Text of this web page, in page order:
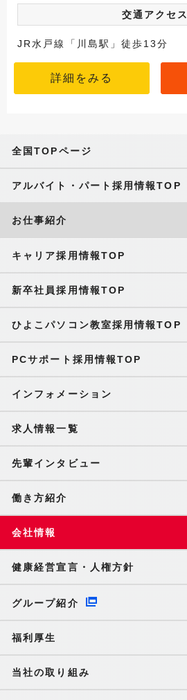
交通アクセス
JR水戸線「川島駅」徒歩13分
詳細をみる
全国TOPページ
アルバイト・パート採用情報TOP
お仕事紹介
キャリア採用情報TOP
新卒社員採用情報TOP
ひよこパソコン教室採用情報TOP
PCサポート採用情報TOP
インフォメーション
求人情報一覧
先輩インタビュー
働き方紹介
会社情報
健康経営宣言・人権方針
グループ紹介
福利厚生
当社の取り組み